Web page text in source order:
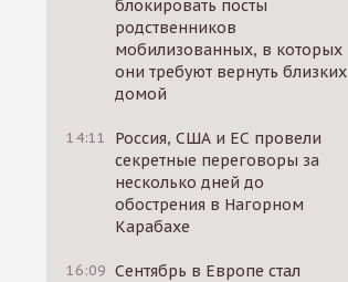
блокировать посты
родственников
мобилизованных, в которых
они требуют вернуть близких
домой
14:11
Россия, США и ЕС провели
секретные переговоры за
несколько дней до
обострения в Нагорном
Карабахе
16:09 Сентябрь в Европе стал